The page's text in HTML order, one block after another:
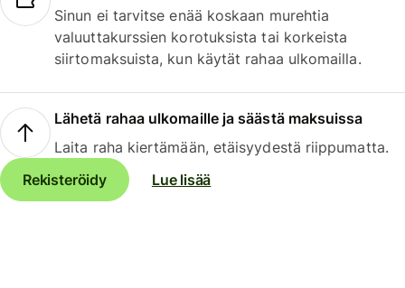
Sinun ei tarvitse enää koskaan murehtia
valuuttakurssien korotuksista tai korkeista
siirtomaksuista, kun käytät rahaa ulkomailla.
Lähetä rahaa ulkomaille ja säästä maksuissa
Laita raha kiertämään, etäisyydestä riippumatta.
Rekisteröidy
Lue lisää